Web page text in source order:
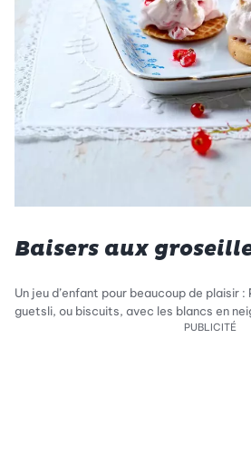
Baisers aux
Un jeu d’enfant pour beaucoup de plaisir :
guetsli, ou biscuits, avec les blancs en
PUBLICITÉ